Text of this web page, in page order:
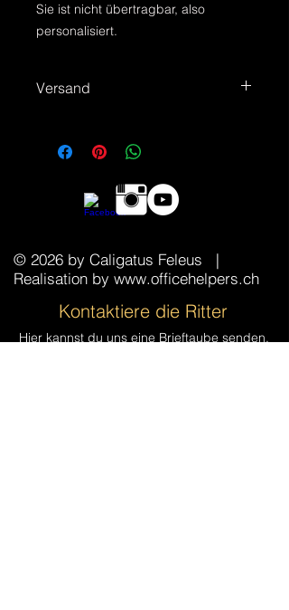
Sie ist nicht übertragbar, also
personalisiert.
Versand
Zahlungseingang.
© 2026 by Caligatus Feleus
|
Realisation by www.officehelpers.ch
Kontaktiere die Ritter
Hier kannst du uns eine Brieftaube senden.